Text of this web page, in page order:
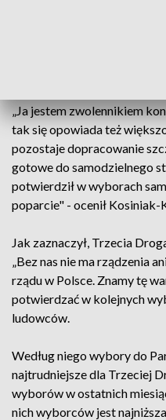
„Ja jestem zwolennikiem
tak się opowiada też
pozostaje dopracowanie
gotowe do samodzielnego
potwierdził w wyborach
poparcie" - ocenił Kosiniak-
Jak zaznaczył, Trzecia
„Bez nas nie ma rządzenia
rządu w Polsce. Znamy tę
potwierdzać w kolejnych
ludowców.
Według niego wybory do
najtrudniejsze dla Trzeciej
wyborów w ostatnich
nich wyborców jest